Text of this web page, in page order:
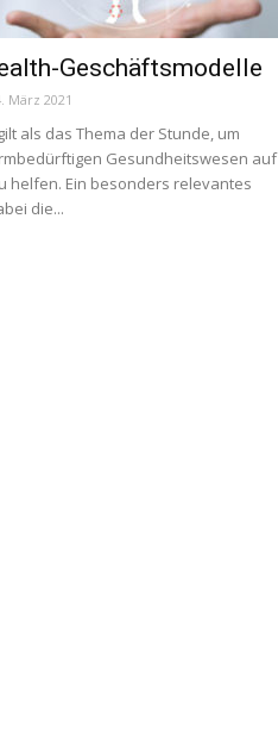
Geschäftsmodelle
März 2021
als das Thema der Stunde, um
Gesundheitswesen auf
helfen. Ein besonders relevantes
die...